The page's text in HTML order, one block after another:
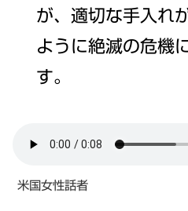
が、適切な手入れ
ように絶滅の危機
す。
米国女性話者